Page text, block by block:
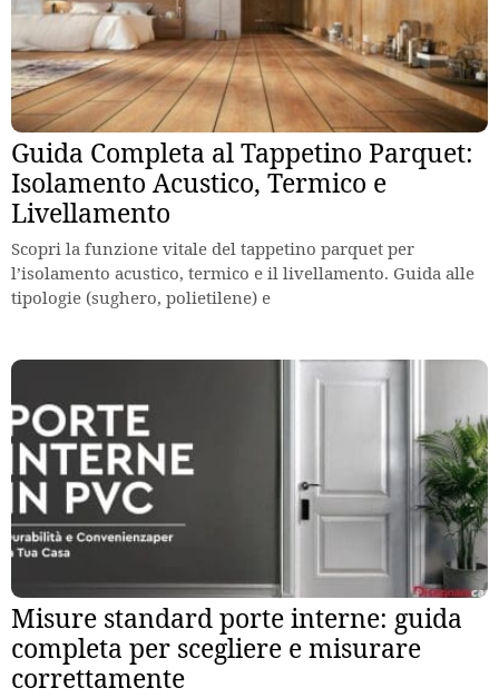
Guida Completa al Tappetino Parquet:
Isolamento Acustico, Termico e
Livellamento
Scopri la funzione vitale del tappetino parquet per
l’isolamento acustico, termico e il livellamento. Guida alle
tipologie (sughero, polietilene) e
Misure standard porte interne: guida
completa per scegliere e misurare
correttamente